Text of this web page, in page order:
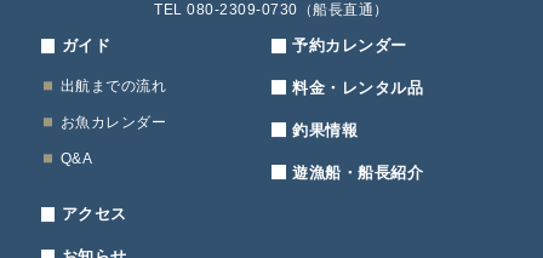
TEL 080-2309-0730（船長直通）
ガイド
出航までの流れ
お魚カレンダー
Q&A
予約カレンダー
料金・レンタル品
釣果情報
遊漁船・船長紹介
アクセス